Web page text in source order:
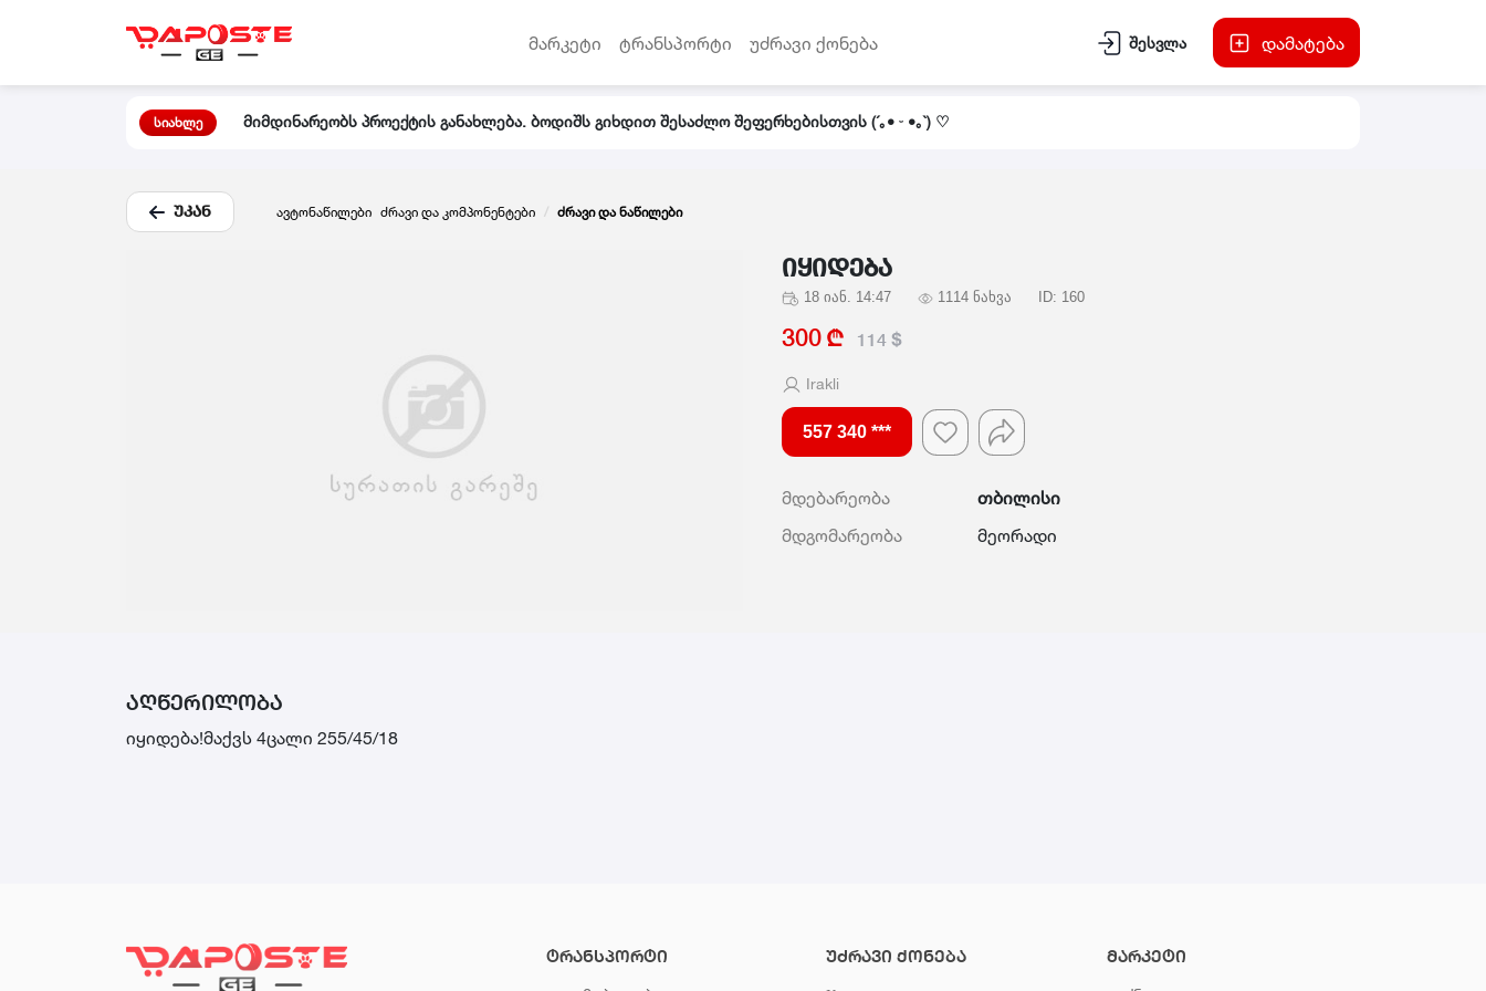
მარკეტი ტრანსპორტი უძრავი ქონება შესვლა დამატება
სიახლე მიმდინარეობს პროექტის განახლება. ბოდიშს გიხდით შესაძლო შეფერხებისთვის (´｡• ᵕ •｡`) ♡
ᲣᲙᲐᲜ ავტონაწილები ძრავი და კომპონენტები ძრავი და ნაწილები
იყიდება
18 იან. 14:47 1114 ნახვა ID: 160
300 114
Irakli
557 340 ***
მდებარეობა
თბილისი
მდგომარეობა
მეორადი
ᲐᲦᲬᲔᲠᲘᲚᲝᲑᲐ
იყიდება!მაქვს 4ცალი 255/45/18
ტრანსპორტი უძრავი ქონება მარკეტი